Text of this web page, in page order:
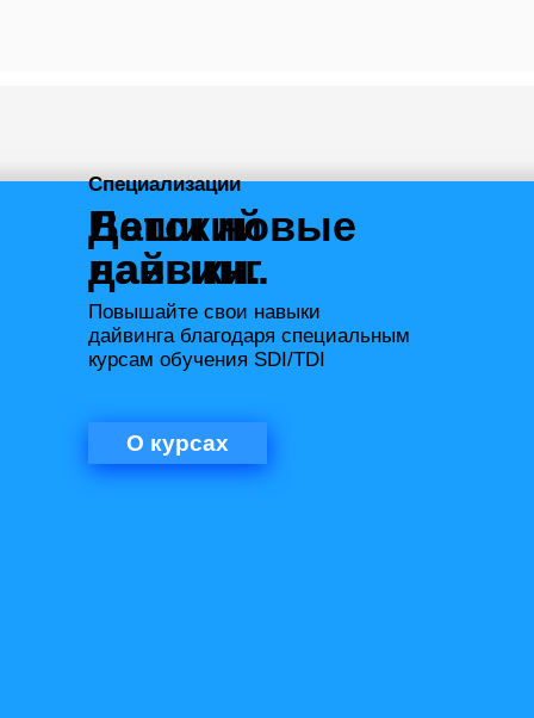
Повышайте свои навыки
дайвинга благодаря специальным
курсам обучения SDI/TDI
Специализации
Ваши новые
навыки.
О курсах
Детский
дайвинг.